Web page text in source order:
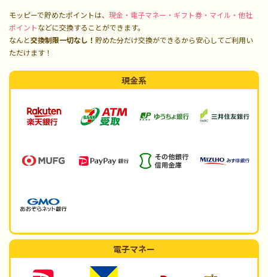
モッピーで貯めたポイントは、 現金・電子マネー・ギフト券・マイル・他社
ポイントなどに交換することができます。
なんと交換制限一切なし！ 貯めた分だけ交換ができるから安心してご利用い
ただけます！
現金系
電子マネー